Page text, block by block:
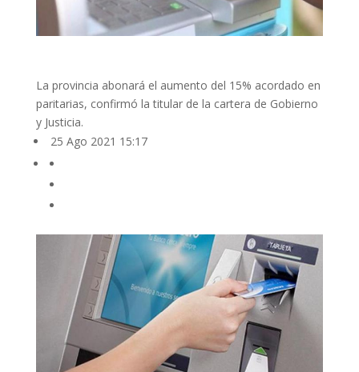
La provincia abonará el aumento del 15% acordado en
paritarias, confirmó la titular de la cartera de Gobierno
y Justicia.
25 Ago 2021 15:17